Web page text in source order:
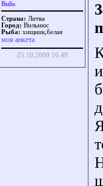
Bulis
Страна: Литва
Город: Вильнюс
Рыба: хищник,белая
моя анкета
25.10.2009 16:49